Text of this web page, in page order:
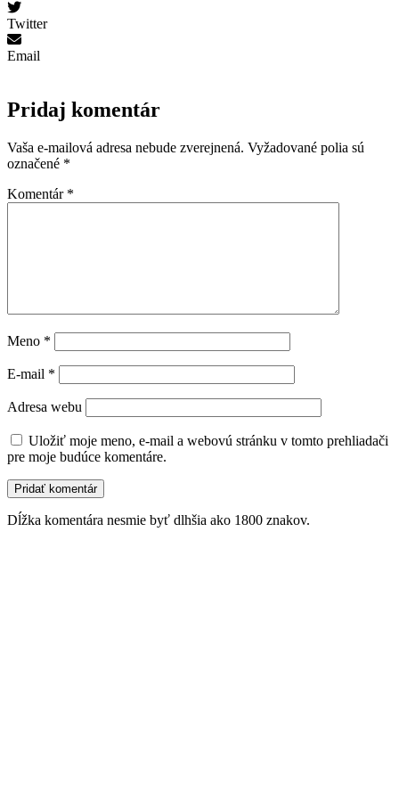
Twitter
Email
Pridaj komentár
Vaša e-mailová adresa nebude zverejnená. Vyžadované polia sú
označené *
Komentár *
Meno *
E-mail *
Adresa webu
Uložiť moje meno, e-mail a webovú stránku v tomto prehliadači
pre moje budúce komentáre.
Dĺžka komentára nesmie byť dlhšia ako 1800 znakov.